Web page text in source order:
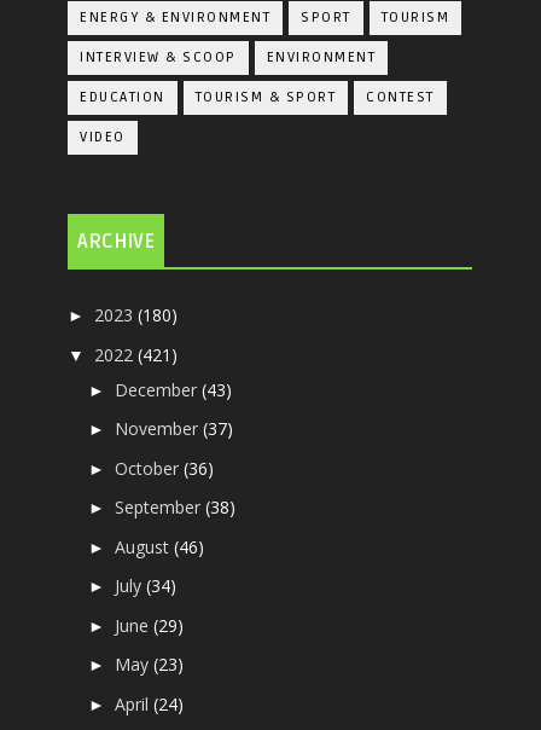
ENERGY & ENVIRONMENT SPORT TOURISM
INTERVIEW & SCOOP ENVIRONMENT
EDUCATION TOURISM & SPORT CONTEST
VIDEO
ARCHIVE
► 2023(180)
▼ 2022(421)
► December(43)
► November(37)
►October(36)
►September(38)
►August(46)
► July(34)
► June(29)
► May(23)
►April(24)